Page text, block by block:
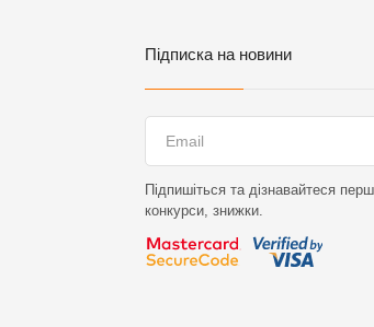
Підписка на новини
Підпишіться та дізнавайтеся
конкурси, знижки.